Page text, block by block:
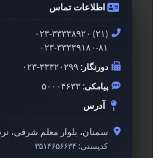
اطلاعات تماس
۰۲۳-۳۳۳۳۸۹۲۰ (۲۱)
۰۲۳-۳۳۳۳۹۱۸۰-۸۱
دورنگار:۰۲۳-۳۳۳۲۰۲۹۹
پیامکی:۵۰۰۰۴۶۳۳
آدرس
سمنان، بلوار معلم شرقی،
کدپستی: ۳۵۱۴۶۵۶۶۳۴